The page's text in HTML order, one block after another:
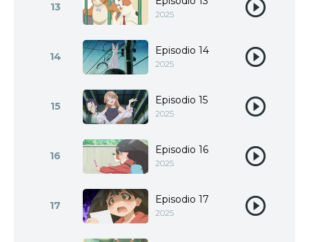
13
2025
14 Episodio 14
2025
15 Episodio 15
2025
16 Episodio 16
2025
17 Episodio 17
2025